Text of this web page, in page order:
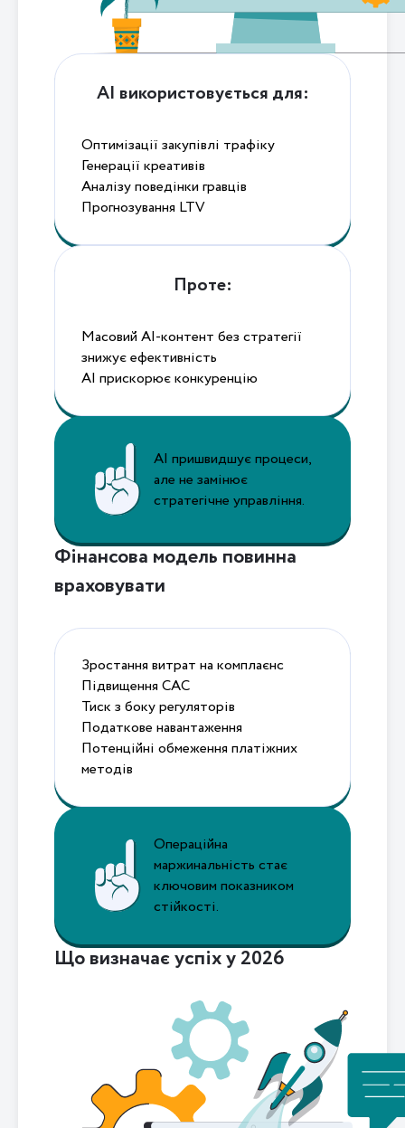
AI використовується для:
Оптимізації закупівлі трафіку
Генерації креативів
Аналізу поведінки гравців
Прогнозування LTV
Проте:
Масовий AI-контент без стратегії
знижує ефективність
AI прискорює конкуренцію
AI пришвидшує процеси,
але не замінює
стратегічне управління.
Фінансова модель повинна
враховувати
Зростання витрат на комплаєнс
Підвищення CAC
Тиск з боку регуляторів
Податкове навантаження
Потенційні обмеження платіжних
методів
Операційна
маржинальність стає
ключовим показником
стійкості.
Що визначає успіх у 2026